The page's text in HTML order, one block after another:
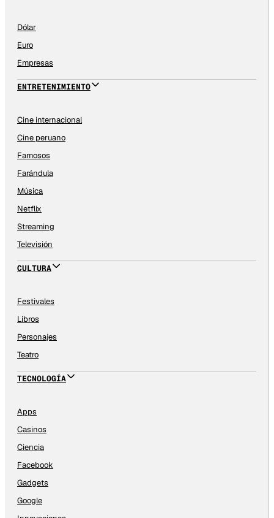
Dólar
Euro
Empresas
ENTRETENIMIENTO
Cine internacional
Cine peruano
Famosos
Farándula
Música
Netflix
Streaming
Televisión
CULTURA
Festivales
Libros
Personajes
Teatro
TECNOLOGÍA
Apps
Casinos
Ciencia
Facebook
Gadgets
Google